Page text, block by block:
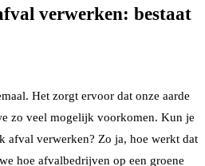
verwerken: bestaat
Het zorgt ervoor dat onze aarde
zo veel mogelijk voorkomen. Kun je
verwerken? Zo ja, hoe werkt dat
hoe afvalbedrijven op een groene